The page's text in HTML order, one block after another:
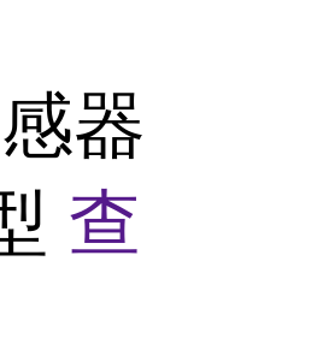
器
查